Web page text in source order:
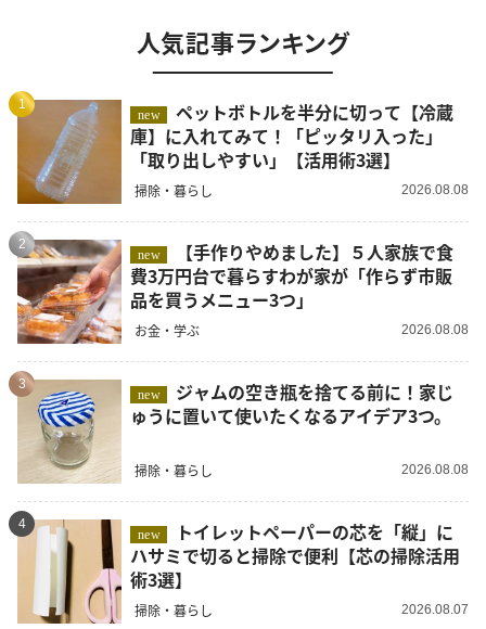
人気記事ランキング
1
new
ペットボトルを半分に切って【冷蔵
庫】に入れてみて！「ピッタリ入った」
「取り出しやすい」【活用術3選】
掃除・暮らし 2026.08.08
2
new
費3万円台で暮らすわが家が「作らず市販
品を買うメニュー3つ」
お金・学ぶ 2026.08.08
3
new
ゅうに置いて使いたくなるアイデア3つ。
掃除・暮らし 2026.08.08
4
new
ハサミで切ると掃除で便利【芯の掃除活用
術3選】
掃除・暮らし 2026.08.07